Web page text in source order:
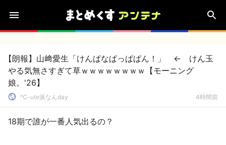
【朗報】山﨑愛生「けんぱなぱっぱぱん！」 ← けん玉
やる気無さすぎて草ｗｗｗｗｗｗｗｗ【モーニング
娘。'26】
℃-ute派なんday 4時間前
18期で誰が一番人気出るの？